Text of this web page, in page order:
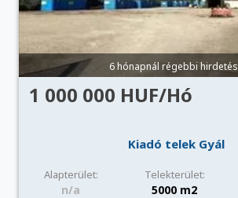
6 hónapnál régebbi hirdetés
1 000 000 HUF/Hó
Kiadó telek Gyál
Alapterület: Telekterület:
n/a 5000 m2